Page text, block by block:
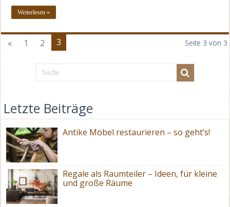
Weiterlesen »
Seite 3 von 3
« 1 2 3
Letzte Beiträge
Antike Möbel restaurieren – so geht’s!
Regale als Raumteiler – Ideen, für kleine
und große Räume